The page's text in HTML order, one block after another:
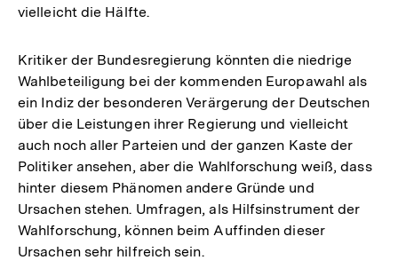
vielleicht die Hälfte.
Kritiker der Bundesregierung könnten die niedrige
Wahlbeteiligung bei der kommenden Europawahl als
ein Indiz der besonderen Verärgerung der Deutschen
über die Leistungen ihrer Regierung und vielleicht
auch noch aller Parteien und der ganzen Kaste der
Politiker ansehen, aber die Wahlforschung weiß, dass
hinter diesem Phänomen andere Gründe und
Ursachen stehen. Umfragen, als Hilfsinstrument der
Wahlforschung, können beim Auffinden dieser
Ursachen sehr hilfreich sein.